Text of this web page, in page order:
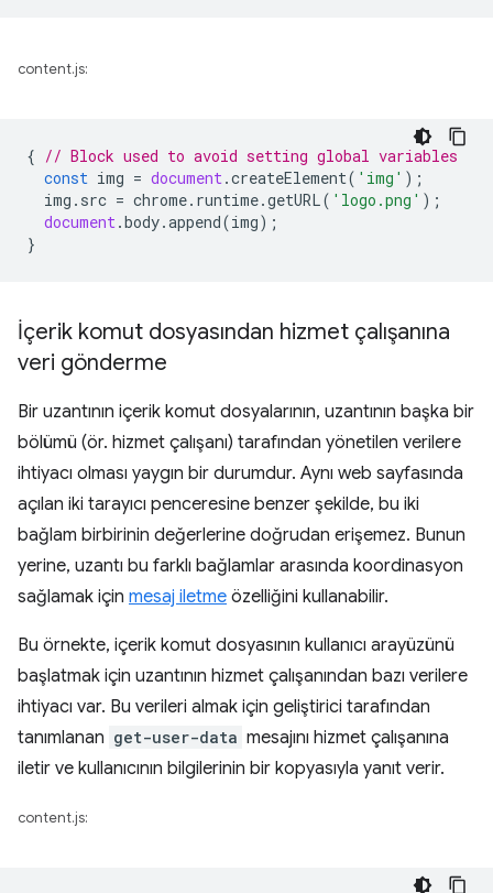
content.js:
{ // Block used to avoid setting global variables
const img = document.createElement( 'img' );
img . src = chrome. runtime.getURL( 'logo.png' );
document.body.append(img);
}
İçerik komut dosyasından hizmet çalışanına
veri gönderme
Bir uzantının içerik komut dosyalarının, uzantının başka bir
bölümü (ör. hizmet çalışanı) tarafından yönetilen verilere
ihtiyacı olması yaygın bir durumdur. Aynı web sayfasında
açılan iki tarayıcı penceresine benzer şekilde, bu iki
bağlam birbirinin değerlerine doğrudan erişemez. Bunun
yerine, uzantı bu farklı bağlamlar arasında koordinasyon
sağlamak için mesaj iletme özelliğini kullanabilir.
Bu örnekte, içerik komut dosyasının kullanıcı arayüzünü
başlatmak için uzantının hizmet çalışanından bazı verilere
ihtiyacı var. Bu verileri almak için geliştirici tarafından
tanımlanan get-user-data mesajını hizmet çalışanına
iletir ve kullanıcının bilgilerinin bir kopyasıyla yanıt verir.
content.js: